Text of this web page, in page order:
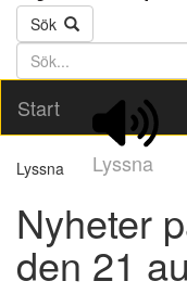
Sök
Söktext
Start
Lyssna
Lyssna
Nyheter
den 21